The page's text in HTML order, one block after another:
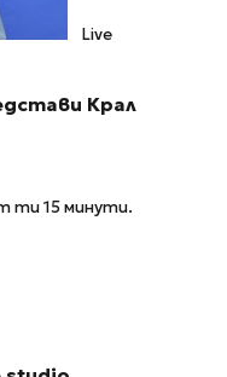
Live
Крал
ти 15 минути.